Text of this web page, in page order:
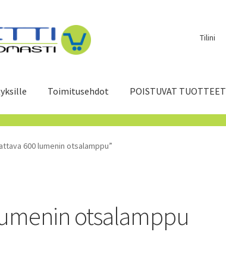
Tilini
Toimitusehdot POISTUVAT TUOTTEET
600 lumenin otsalamppu”
otsalamppu